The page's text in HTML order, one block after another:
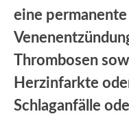
eine
Thrombosen
Herzinfarkte
Schlaganfälle